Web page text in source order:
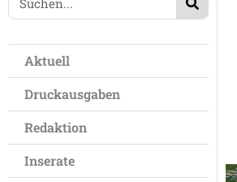
Aktuell
Druckausgaben
Redaktion
Inserate